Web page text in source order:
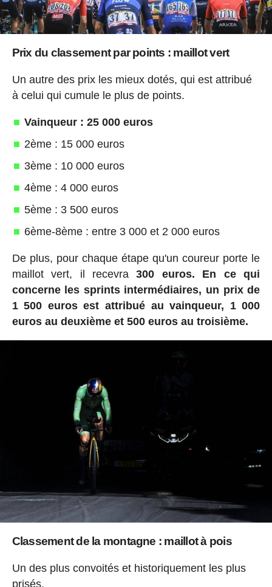
Prix du classement par points : maillot vert
Un autre des prix les mieux dotés, qui est attribué
à celui qui cumule le plus de points.
Vainqueur : 25 000 euros
2ème : 15 000 euros
3ème : 10 000 euros
4ème : 4 000 euros
5ème : 3 500 euros
6ème-8ème : entre 3 000 et 2 000 euros
De plus, pour chaque étape qu'un coureur porte le
maillot vert, il recevra300 euros.
En ce qui
concerne les sprints intermédiaires, un prix de
1 500 euros est attribué au vainqueur, 1 000
euros au deuxième et 500 euros au troisième.
Classement de la montagne : maillot à pois
Un des plus convoités et historiquement les plus
prisés.